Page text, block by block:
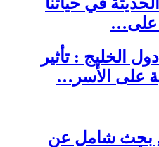
على…
الخليج : تأثير
على الأسر…
, بحث شامل عن